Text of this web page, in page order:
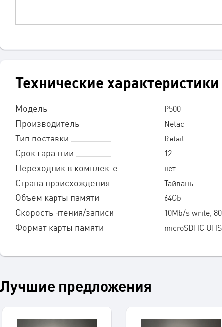
Технические характеристики
Модель P500
Производитель Netac
Тип поставки Retail
Срок гарантии 12
Переходник в комплекте нет
Страна происхождения Тайвань
Объем карты памяти 64Gb
Скорость чтения/записи 10Mb/s write,
Формат карты памяти microSDHC
Лучшие предложения